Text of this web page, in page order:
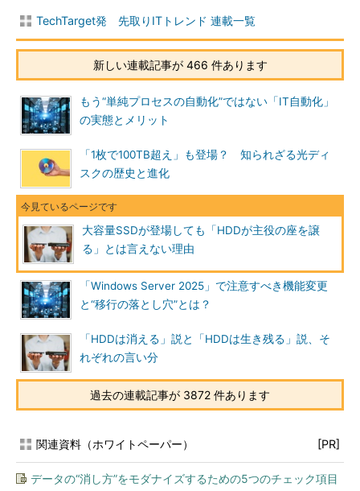
TechTarget発 先取りITトレンド 連載一覧
新しい連載記事が 466 件あります
もう“単純プロセスの自動化”ではない「IT自動化」
の実態とメリット
「1枚で100TB超え」も登場？ 知られざる光ディ
スクの歴史と進化
大容量SSDが登場しても「HDDが主役の座を譲
る」とは言えない理由
「Windows Server 2025」で注意すべき機能変更
と“移行の落とし穴”とは？
「HDDは消える」説と「HDDは生き残る」説、そ
れぞれの言い分
過去の連載記事が 3872 件あります
関連資料（ホワイトペーパー） [PR]
データの“消し方”をモダナイズするための5つのチェック項目